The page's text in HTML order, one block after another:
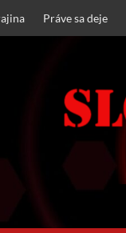
Práve sa deje